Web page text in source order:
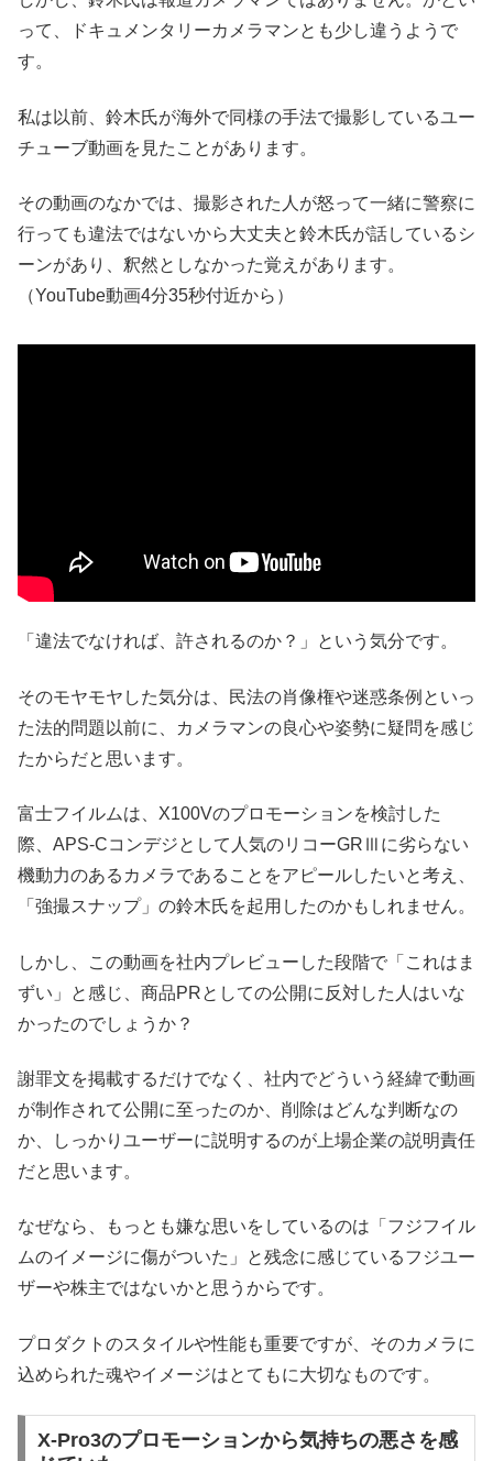
って、ドキュメンタリーカメラマンとも少し違うようで
す。
私は以前、鈴木氏が海外で同様の手法で撮影しているユー
チューブ動画を見たことがあります。
その動画のなかでは、撮影された人が怒って一緒に警察に
行っても違法ではないから大丈夫と鈴木氏が話しているシ
ーンがあり、釈然としなかった覚えがあります。
（YouTube動画4分35秒付近から）
「違法でなければ、許されるのか？」という気分です。
そのモヤモヤした気分は、民法の肖像権や迷惑条例といっ
た法的問題以前に、カメラマンの良心や姿勢に疑問を感じ
たからだと思います。
富士フイルムは、X100Vのプロモーションを検討した
際、APS-Cコンデジとして人気のリコーGRⅢに劣らない
機動力のあるカメラであることをアピールしたいと考え、
「強撮スナップ」の鈴木氏を起用したのかもしれません。
しかし、この動画を社内プレビューした段階で「これはま
ずい」と感じ、商品PRとしての公開に反対した人はいな
かったのでしょうか？
謝罪文を掲載するだけでなく、社内でどういう経緯で動画
が制作されて公開に至ったのか、削除はどんな判断なの
か、しっかりユーザーに説明するのが上場企業の説明責任
だと思います。
なぜなら、もっとも嫌な思いをしているのは「フジフイル
ムのイメージに傷がついた」と残念に感じているフジユー
ザーや株主ではないかと思うからです。
プロダクトのスタイルや性能も重要ですが、そのカメラに
込められた魂やイメージはとてもに大切なものです。
X-Pro3のプロモーションから気持ちの悪さを感